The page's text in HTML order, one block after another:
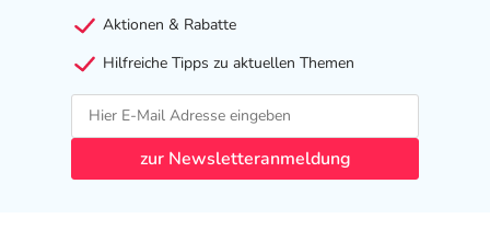
Aktionen & Rabatte
Hilfreiche Tipps zu aktuellen Themen
zur Newsletteranmeldung